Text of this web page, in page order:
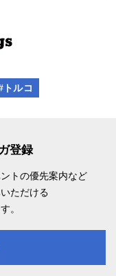
トルコ
登録
トの優先案内など
ただける
。